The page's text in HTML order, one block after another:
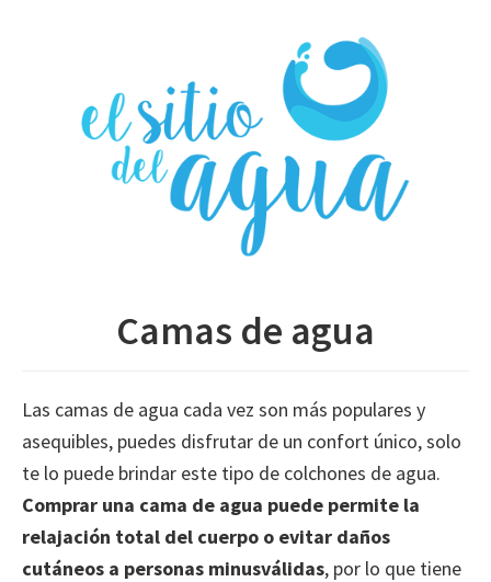
Camas de agua
Las camas de agua cada vez son más populares y
asequibles, puedes disfrutar de un confort único, solo
te lo puede brindar este tipo de colchones de agua.
Comprar una cama de agua puede permite la
relajación total del cuerpo o evitar daños
cutáneos a personas minusválidas, por lo que tiene